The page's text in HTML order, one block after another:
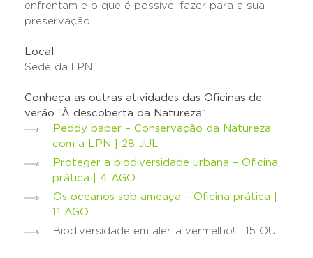
enfrentam e o que é possível fazer para a sua
preservação.
Local
Sede da LPN
Conheça as outras atividades das Oficinas de
verão “À descoberta da Natureza”
Peddy paper – Conservação da Natureza
com a LPN | 28 JUL
Proteger a biodiversidade urbana – Oficina
prática | 4 AGO
Os oceanos sob ameaça – Oficina prática |
11 AGO
Biodiversidade em alerta vermelho! | 15 OUT